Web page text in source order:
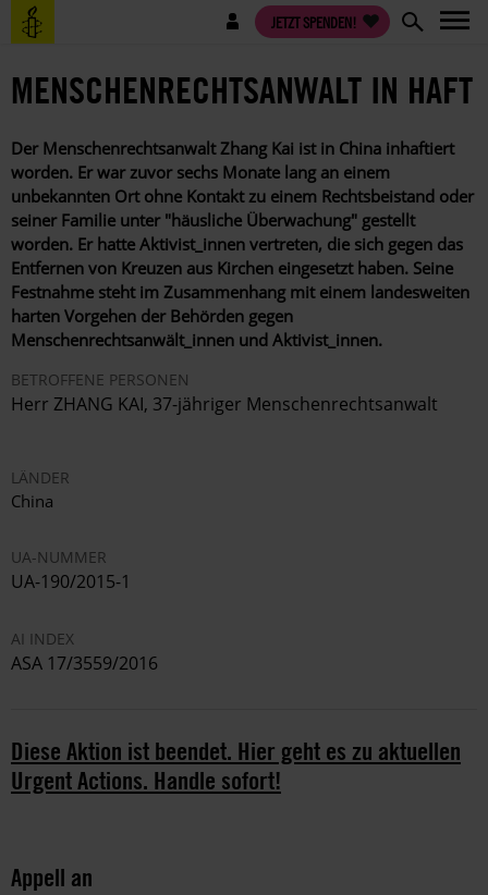
Direkt
zum
Benutzermenü JETZT SPENDEN!
MENSCHENRECHTSANWALT IN HAFT
Der Menschenrechtsanwalt Zhang Kai ist in China inhaftiert
worden. Er war zuvor sechs Monate lang an einem
unbekannten Ort ohne Kontakt zu einem Rechtsbeistand oder
seiner Familie unter "häusliche Überwachung" gestellt
worden. Er hatte Aktivist_innen vertreten, die sich gegen das
Entfernen von Kreuzen aus Kirchen eingesetzt haben. Seine
Festnahme steht im Zusammenhang mit einem landesweiten
harten Vorgehen der Behörden gegen
Menschenrechtsanwält_innen und Aktivist_innen.
BETROFFENE PERSONEN
Herr ZHANG KAI, 37-jähriger Menschenrechtsanwalt
LÄNDER
China
UA-NUMMER
UA-190/2015-1
AI INDEX
ASA 17/3559/2016
Diese Aktion ist beendet. Hier geht es zu aktuellen
Urgent Actions. Handle sofort!
Appell an